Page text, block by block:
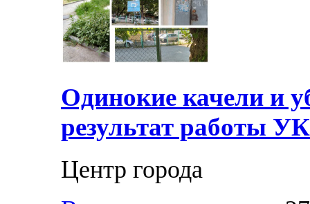
Одинокие качели и
результат работы
Центр города